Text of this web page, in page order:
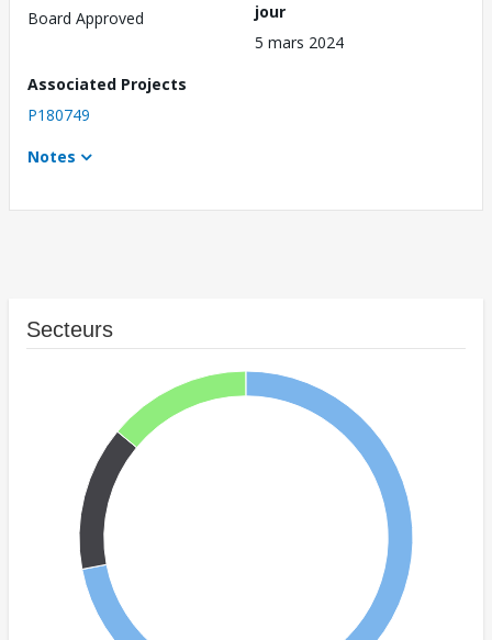
Board Approved
jour
5 mars 2024
Associated Projects
P180749
Notes
Secteurs